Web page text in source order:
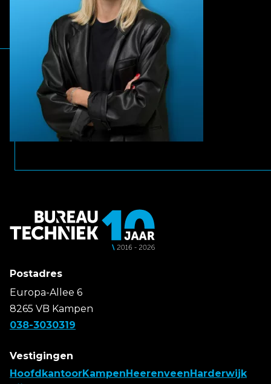
Postadres
Europa-Allee 6
8265 VB Kampen
038-3030319
Vestigingen
HoofdkantoorKampen Heerenveen Harderwijk